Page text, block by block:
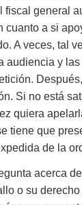
fiscal general
cuanto a si
A veces, tal
audiencia y
Si no está
quiera
tiene que
de la
acerca
o su